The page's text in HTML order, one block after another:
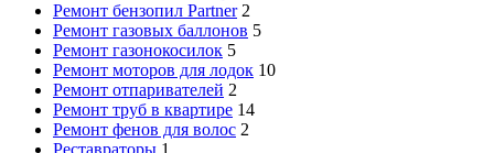
Ремонт бензопил Partner 2
Ремонт газовых баллонов 5
Ремонт газонокосилок 5
Ремонт моторов для лодок 10
Ремонт отпаривателей 2
Ремонт труб в квартире 14
Ремонт фенов для волос 2
Реставраторы 1